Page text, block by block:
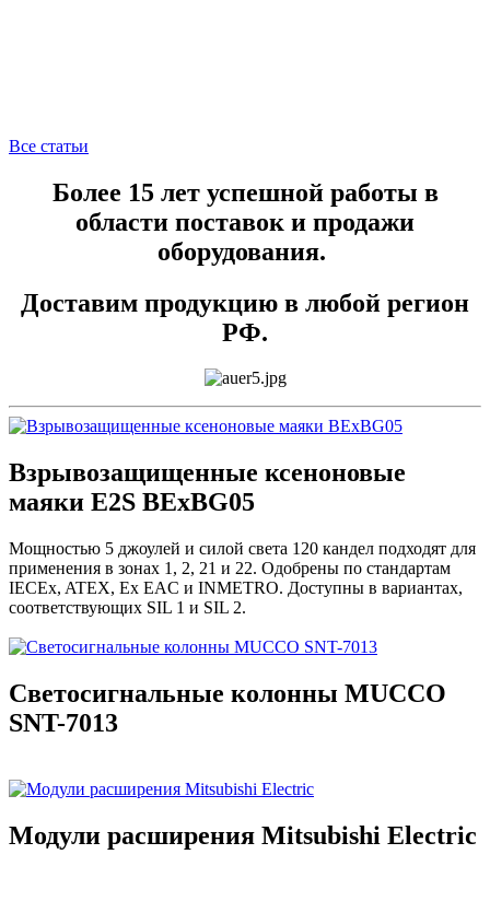
Все статьи
Более 15 лет успешной работы в
области поставок и продажи
оборудования.
Доставим продукцию в любой регион
РФ.
Взрывозащищенные ксеноновые
маяки E2S BExBG05
Мощностью 5 джоулей и силой света 120 кандел подходят для
применения в зонах 1, 2, 21 и 22. Одобрены по стандартам
IECEx, ATEX, Ex EAC и INMETRO. Доступны в вариантах,
соответствующих SIL 1 и SIL 2.
Светосигнальные колонны MUCCO
SNT-7013
Модули расширения Mitsubishi Electric